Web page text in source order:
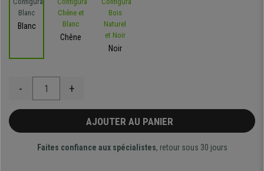
Blanc
Chêne
Noir
- +
AJOUTER AU PANIER
Faites confiance aux spécialistes, retour sous 30 jours